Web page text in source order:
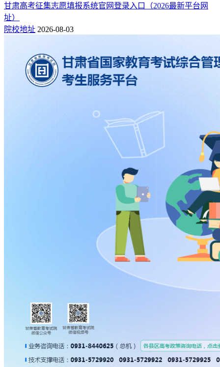
甘肃高考征集志愿填报系统官网登录入口（2026最新平台网
址）
院校地址 2026-08-03